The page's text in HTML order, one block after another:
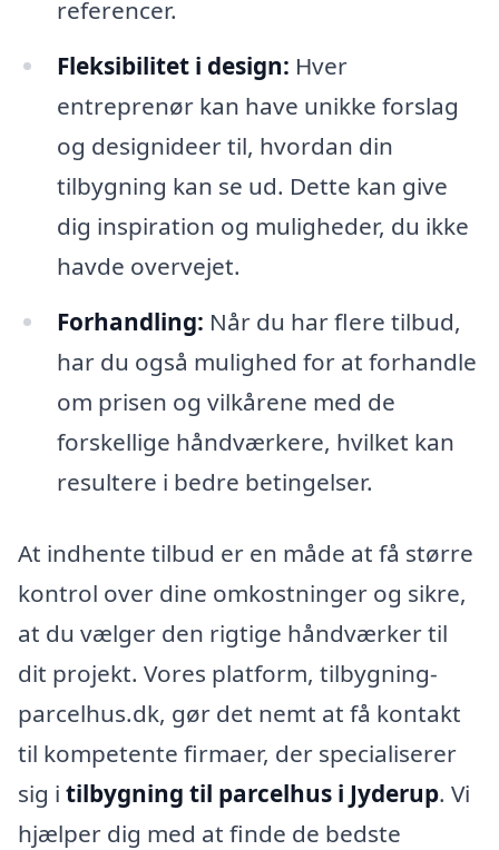
referencer.
Fleksibilitet i design: Hver
entreprenør kan have unikke forslag
og designideer til, hvordan din
tilbygning kan se ud. Dette kan give
dig inspiration og muligheder, du ikke
havde overvejet.
Forhandling: Når du har flere tilbud,
har du også mulighed for at forhandle
om prisen og vilkårene med de
forskellige håndværkere, hvilket kan
resultere i bedre betingelser.
At indhente tilbud er en måde at få større
kontrol over dine omkostninger og sikre,
at du vælger den rigtige håndværker til
dit projekt. Vores platform, tilbygning-
parcelhus.dk, gør det nemt at få kontakt
til kompetente firmaer, der specialiserer
sig i tilbygning til parcelhus i Jyderup. Vi
hjælper dig med at finde de bedste